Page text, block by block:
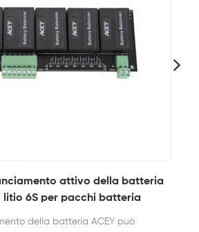
attivo della batteria
litio 6S per pacchi batteria
della batteria ACEY può